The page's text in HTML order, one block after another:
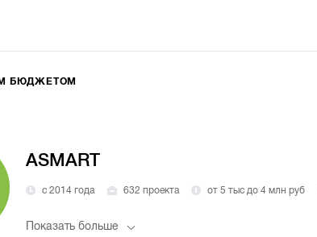
БЮДЖЕТОМ
ASMART
с 2014 года 632 проекта от 5 тыс до 4 млн руб
Показать больше